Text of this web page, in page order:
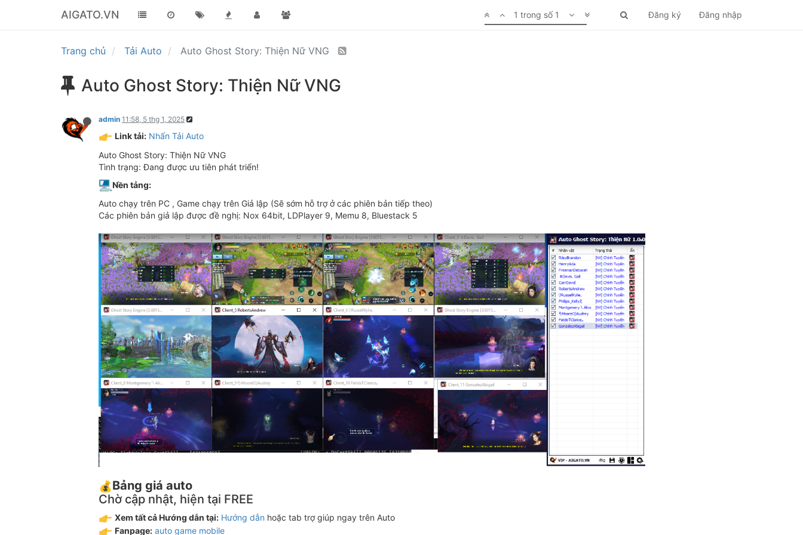
AIGATO.VN Đăng ký Đăng nhập
1 trong số 1
Trang chủ Tải Auto Auto Ghost Story: Thiện Nữ VNG
Auto Ghost Story: Thiện Nữ VNG
admin 11:58, 5 thg 1, 2025
Link tải: Nhấn Tải Auto
Auto Ghost Story: Thiện Nữ VNG
Tình trạng: Đang được ưu tiên phát triển!
Nền tảng:
Auto chạy trên PC , Game chạy trên Giả lập (Sẽ sớm hỗ trợ ở các phiên bản tiếp theo)
Các phiên bản giả lập được đề nghị: Nox 64bit, LDPlayer 9, Memu 8, Bluestack 5
Bảng giá auto
Chờ cập nhật, hiện tại FREE
Xem tất cả Hướng dẫn tại: Hướng dẫn hoặc tab trợ giúp ngay trên Auto
Fanpage: auto game mobile